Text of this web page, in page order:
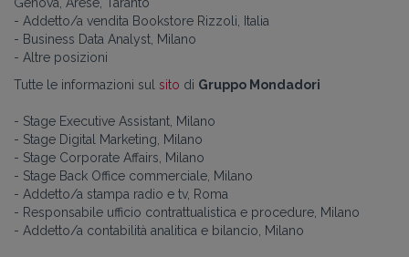
- Addetto/a vendita Bookstore Rizzoli, Italia
- Business Data Analyst, Milano
- Altre posizioni
Tutte le informazioni sul sito di Gruppo Mondadori
- Stage Executive Assistant, Milano
- Stage Digital Marketing, Milano
- Stage Corporate Affairs, Milano
- Stage Back Office commerciale, Milano
- Addetto/a stampa radio e tv, Roma
- Responsabile ufficio contrattualistica e procedure, Milano
- Addetto/a contabilità analitica e bilancio, Milano